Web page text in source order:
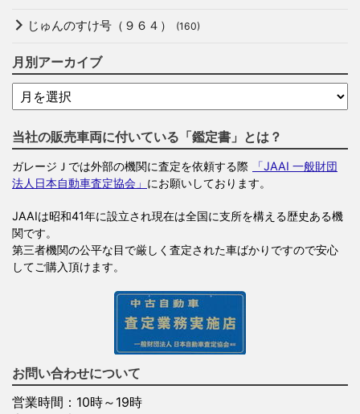
じゅんのすけ号（９６４） (160)
月別アーカイブ
当社の販売車両に付いている「鑑定書」とは？
ガレージＪでは外部の機関に査定を依頼する際
「JAAI 一般財団
法人日本自動車査定協会」 にお願いしております。
JAAIは昭和41年に設立され現在は全国に支所を構える歴史ある機
関です。
第三者機関の公平な目で厳しく査定された車ばかりですので安心
してご購入頂けます。
お問い合わせについて
営業時間：10時～19時